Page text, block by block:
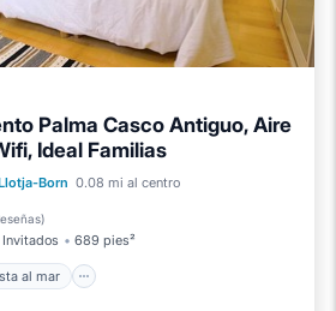
Palma Casco Antiguo, Aire
Ideal Familias
Born 0.08 mi al centro
)
689 pies²
al mar
Vista al mar